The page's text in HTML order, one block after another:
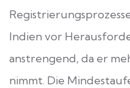
Indien vor
anstrengend, da er
nimmt. Die